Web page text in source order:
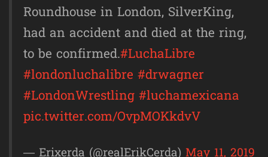
Roundhouse in London, SilverKing,
had an accident and died at the ring,
to be confirmed.#LuchaLibre
#londonluchalibre #drwagner
#LondonWrestling #luchamexicana
pic.twitter.com/OvpMOKkdvV
— Erixerda (@realErikCerda)May 11, 2019